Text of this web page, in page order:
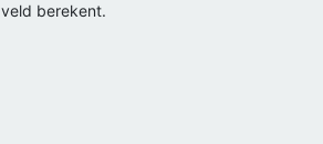
berekent.